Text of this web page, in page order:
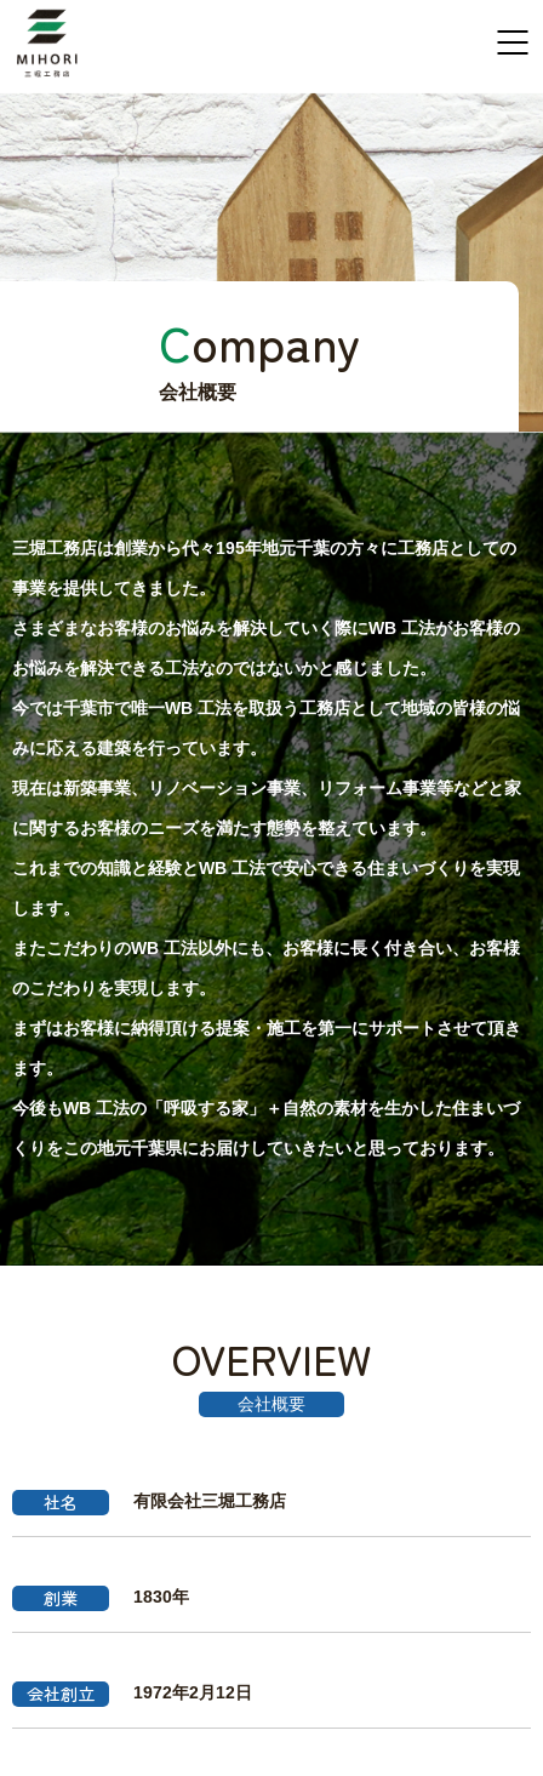
Company
会社概要
三堀工務店は創業から代々195年地元千葉の方々に工務店としての
事業を提供してきました。
さまざまなお客様のお悩みを解決していく際にWB 工法がお客様の
お悩みを解決できる工法なのではないかと感じました。
今では千葉市で唯一WB 工法を取扱う工務店として地域の皆様の悩
みに応える建築を行っています。
現在は新築事業、リノベーション事業、リフォーム事業等などと家
に関するお客様のニーズを満たす態勢を整えています。
これまでの知識と経験とWB 工法で安心できる住まいづくりを実現
します。
またこだわりのWB 工法以外にも、お客様に長く付き合い、お客様
のこだわりを実現します。
まずはお客様に納得頂ける提案・施工を第一にサポートさせて頂き
ます。
今後もWB 工法の「呼吸する家」＋自然の素材を生かした住まいづ
くりをこの地元千葉県にお届けしていきたいと思っております。
OVERVIEW
会社概要
社名 有限会社三堀工務店
創業 1830年
会社創立 1972年2月12日